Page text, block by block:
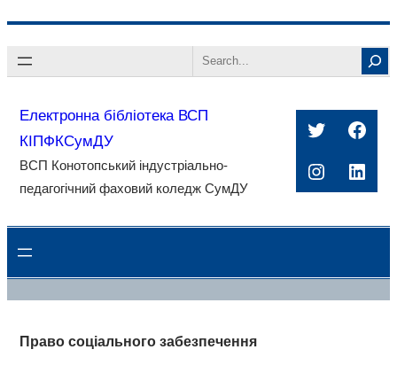
до
Search
Електронна бібліотека ВСП
КІПФКСумДУ
ВСП Конотопський індустріально-
педагогічний фаховий коледж СумДУ
Twitter
Право соціального забезпечення